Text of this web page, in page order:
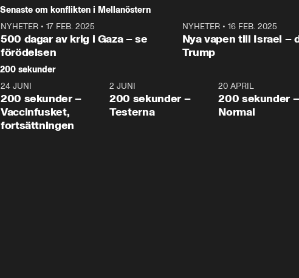
Senaste om konflikten i Mellanöstern
NYHETER • 17 FEB. 2025
500 dagar av krig i Gaza – se
förödelsen
NYHETER• 16 FEB. 2025
Nya vapen till Israel –
Trump
200 sekunder
5:00
24 JUNI
200 sekunder –
Vaccinfusket,
fortsättningen
4:23
2 JUNI
200 sekunder –
Testerna
20 APRIL
200 sekunder –
Normal